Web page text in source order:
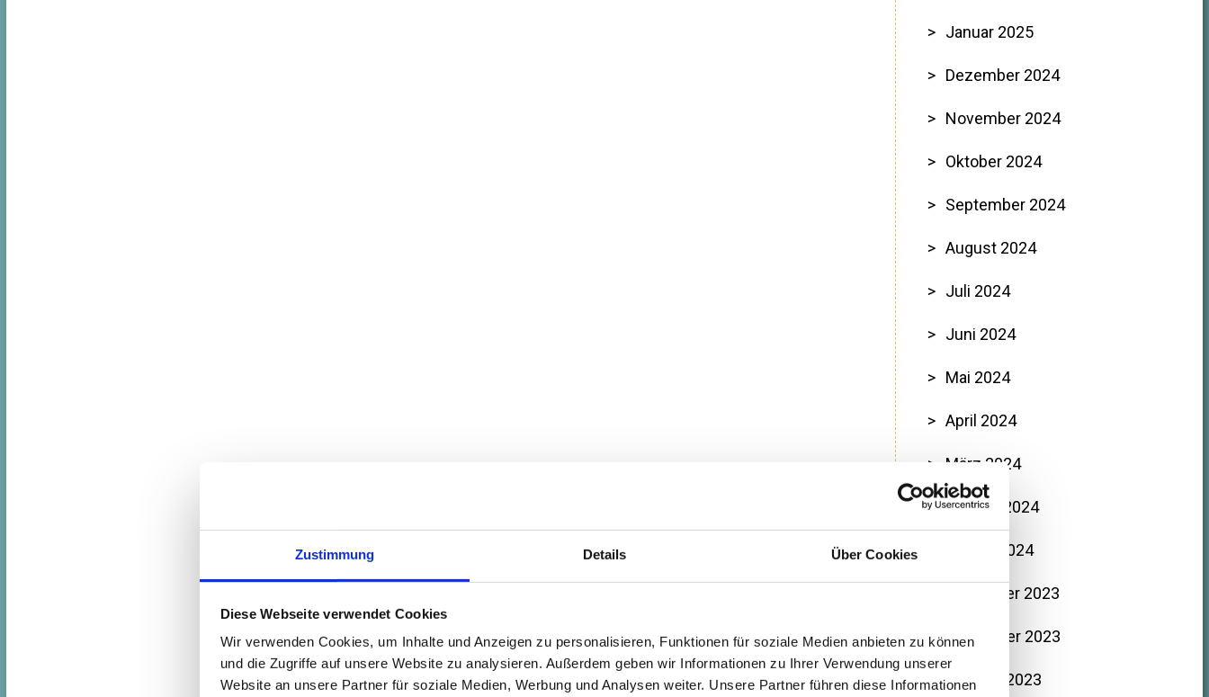
Zustimmung Details Über Cookies
Diese Webseite verwendet Cookies
Wir verwenden Cookies, um Inhalte und Anzeigen zu personalisieren, Funktionen für soziale Medien anbieten zu können
und die Zugriffe auf unsere Website zu analysieren. Außerdem geben wir Informationen zu Ihrer Verwendung unserer
Website an unsere Partner für soziale Medien, Werbung und Analysen weiter. Unsere Partner führen diese Informationen
Januar 2025
Dezember 2024
November 2024
Oktober 2024
September 2024
August 2024
Juli 2024
Juni 2024
Mai 2024
April 2024
März 2024
Februar 2024
Januar 2024
Dezember 2023
November 2023
Oktober 2023